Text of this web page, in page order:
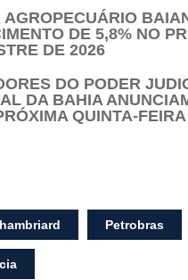
AGROPECUÁRIO
DE 5,8% NO
DE 2026
DO PODER
DA BAHIA
QUINTA-
Petrobras